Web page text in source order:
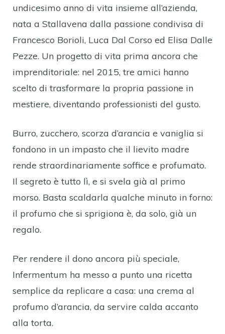
undicesimo anno di vita insieme all’azienda,
nata a Stallavena dalla passione condivisa di
Francesco Borioli, Luca Dal Corso ed Elisa Dalle
Pezze. Un progetto di vita prima ancora che
imprenditoriale: nel 2015, tre amici hanno
scelto di trasformare la propria passione in
mestiere, diventando professionisti del gusto.
Burro, zucchero, scorza d’arancia e vaniglia si
fondono in un impasto che il lievito madre
rende straordinariamente soffice e profumato.
Il segreto è tutto lì, e si svela già al primo
morso. Basta scaldarla qualche minuto in forno:
il profumo che si sprigiona è, da solo, già un
regalo.
Per rendere il dono ancora più speciale,
Infermentum ha messo a punto una ricetta
semplice da replicare a casa: una crema al
profumo d’arancia, da servire calda accanto
alla torta.